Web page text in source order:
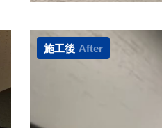
施工後 After